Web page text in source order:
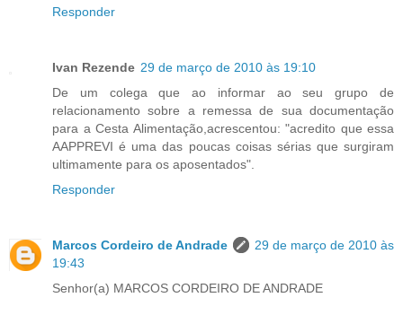
Responder
Ivan Rezende 29 de março de 2010 às 19:10
De um colega que ao informar ao seu grupo de
relacionamento sobre a remessa de sua documentação
para a Cesta Alimentação,acrescentou: "acredito que essa
AAPPREVI é uma das poucas coisas sérias que surgiram
ultimamente para os aposentados".
Responder
Marcos Cordeiro de Andrade
29 de março de 2010 às
19:43
Senhor(a) MARCOS CORDEIRO DE ANDRADE